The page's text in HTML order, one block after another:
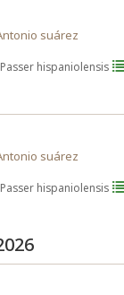
suárez
Passer hispaniolensis
suárez
Passer hispaniolensis